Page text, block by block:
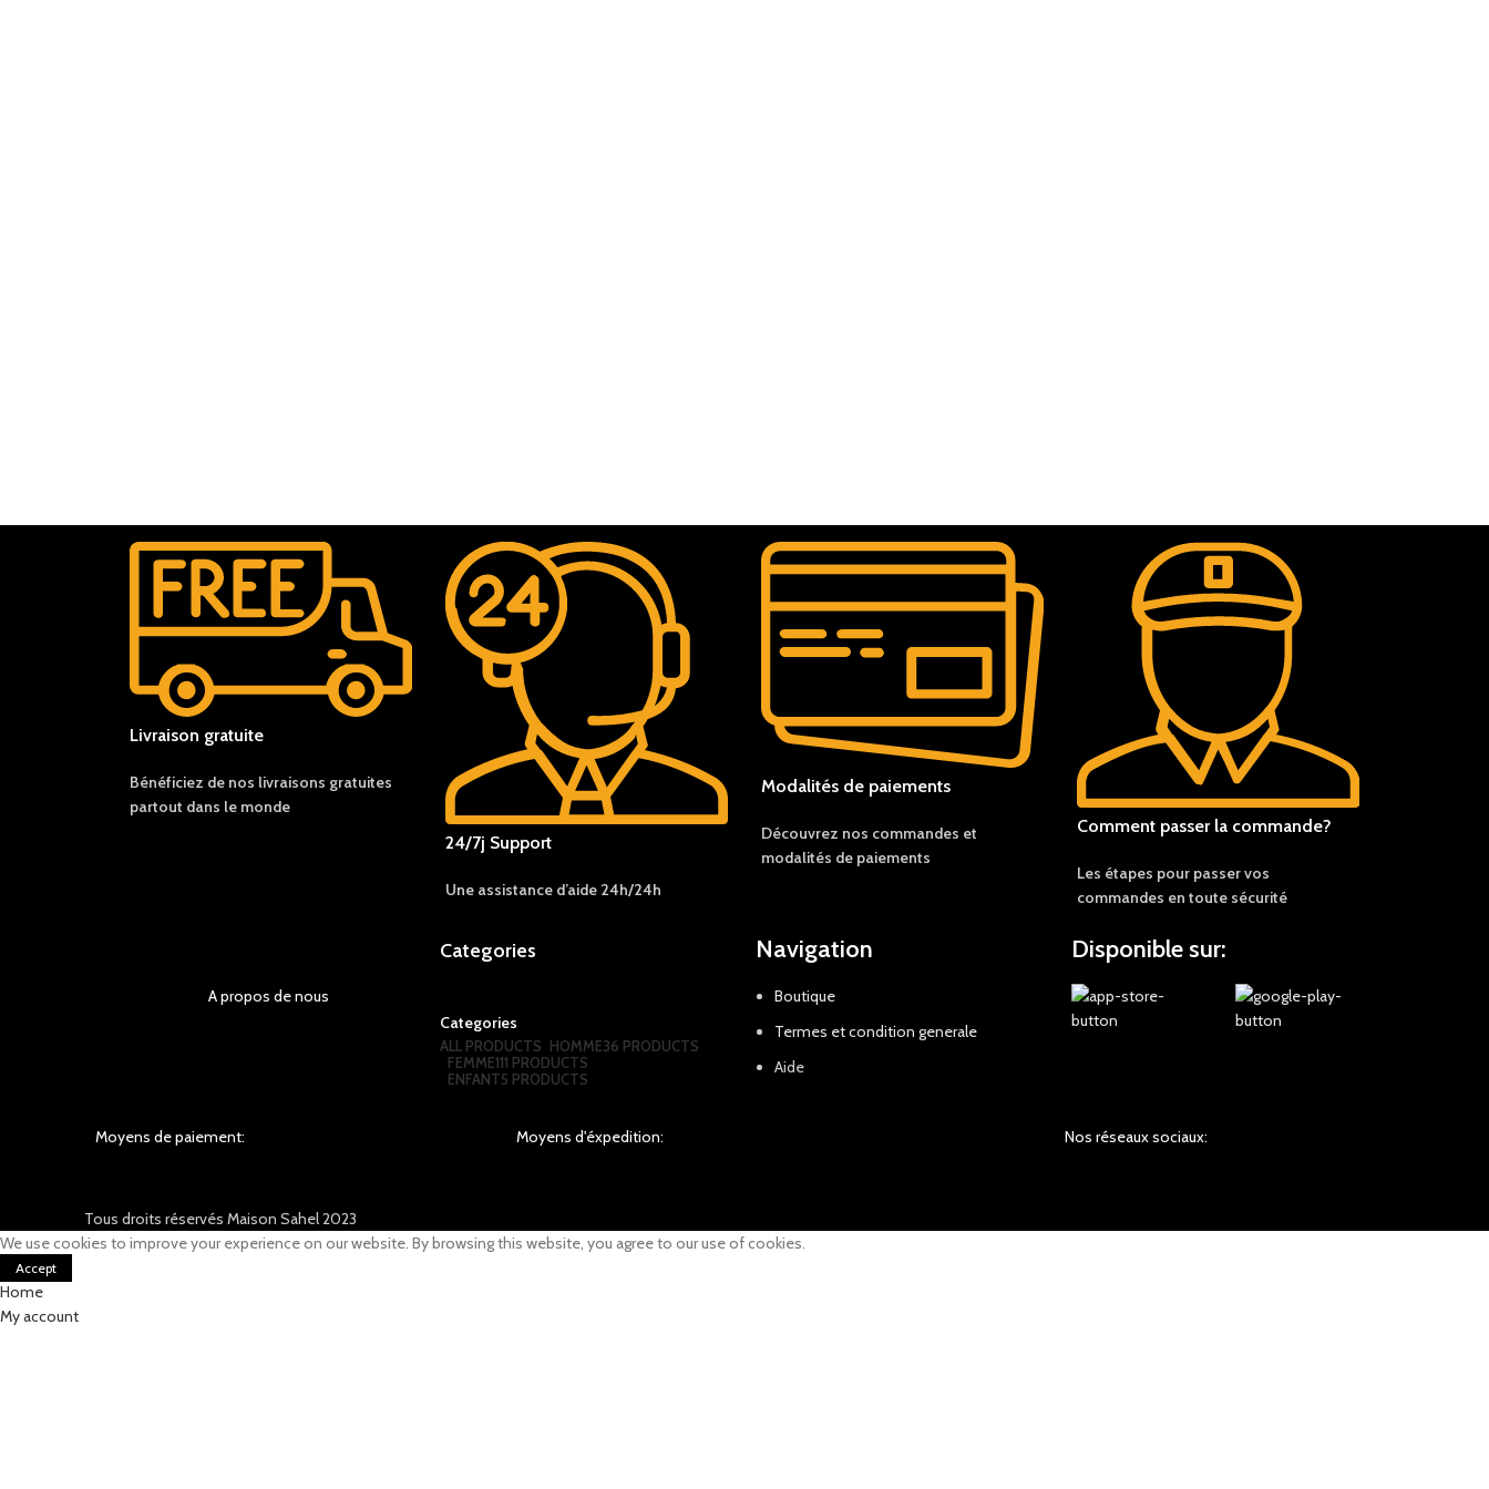
Livraison gratuite
Bénéficiez de nos livraisons gratuites
partout dans le monde
24/7j Support
Une assistance d’aide 24h/24h
Modalités de paiements
Découvrez nos commandes et
modalités de paiements
Comment passer la commande?
Les étapes pour passer vos
commandes en toute sécurité
A propos de nous
Categories
Categories
ALL PRODUCTS HOMME36 PRODUCTS
FEMME111 PRODUCTS
ENFANT5 PRODUCTS
Navigation
Boutique
Termes et condition generale
Aide
Disponible sur:
Moyens de paiement: Moyens d'éxpedition: Nos réseaux sociaux:
Tous droits réservés Maison Sahel 2023
We use cookies to improve your experience on our website. By browsing this website, you agree to our use of cookies.
Accept
Home
My account